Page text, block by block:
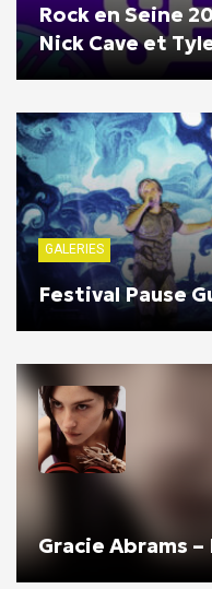
Rock en Seine
Nick Cave et
GALERIES
Festival Pause
Gracie Abrams